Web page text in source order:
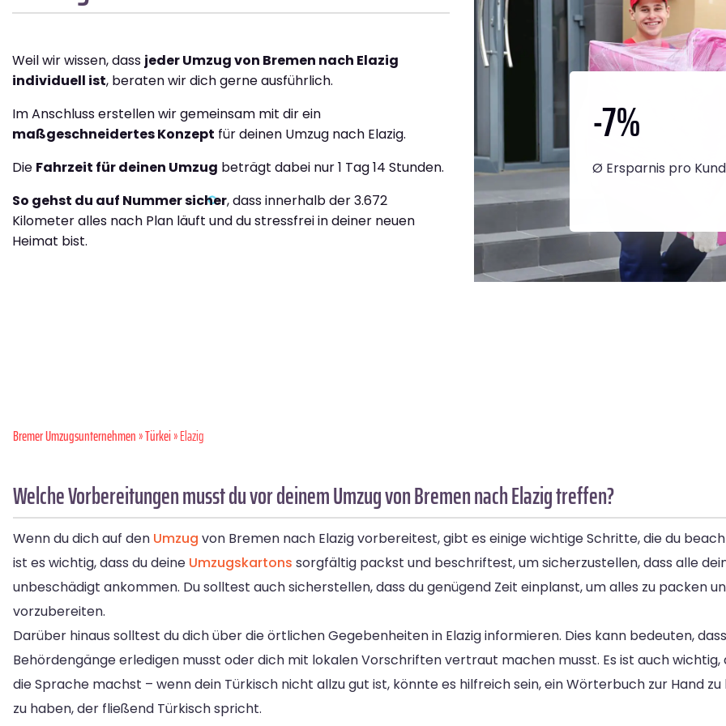
Weil wir wissen, dass jeder Umzug von Bremen nach Elazig
individuell ist, beraten wir dich gerne ausführlich.
Im Anschluss erstellen wir gemeinsam mit dir ein
maßgeschneidertes Konzept für deinen Umzug nach Elazig.
Die Fahrzeit für deinen Umzug beträgt dabei nur 1 Tag 14 Stunden.
So gehst du auf Nummer sicher, dass innerhalb der 3.672
Kilometer alles nach Plan läuft und du stressfrei in deiner neuen
Heimat bist.
-7%
Ø Ersparnis pro
Bremer Umzugsunternehmen»Türkei» Elazig
Welche Vorbereitungen musst du vor deinem Umzug von Bremen nach Elazig treffen?
Wenn du dich auf den Umzug von Bremen nach Elazig vorbereitest, gibt es einige wichtige Schritte, die du
ist es wichtig, dass du deine Umzugskartons sorgfältig packst und beschriftest, um sicherzustellen, dass alle
unbeschädigt ankommen. Du solltest auch sicherstellen, dass du genügend Zeit einplanst, um alles zu packen
vorzubereiten.
Darüber hinaus solltest du dich über die örtlichen Gegebenheiten in Elazig informieren. Dies kann bedeuten,
Behördengänge erledigen musst oder dich mit lokalen Vorschriften vertraut machen musst. Es ist auch wichtig,
die Sprache machst – wenn dein Türkisch nicht allzu gut ist, könnte es hilfreich sein, ein Wörterbuch zur Hand
zu haben, der fließend Türkisch spricht.